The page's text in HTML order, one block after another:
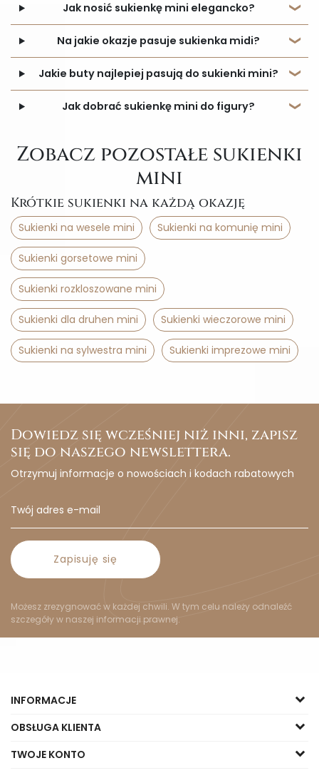
Jak nosić sukienkę mini elegancko?
Na jakie okazje pasuje sukienka midi?
Jakie buty najlepiej pasują do sukienki mini?
Jak dobrać sukienkę mini do figury?
Zobacz pozostałe sukienki
mini
Krótkie sukienki na każdą okazję
Sukienki na wesele mini Sukienki na komunię mini
Sukienki gorsetowe mini
Sukienki rozkloszowane mini
Sukienki dla druhen mini Sukienki wieczorowe mini
Sukienki na sylwestra mini Sukienki imprezowe mini
Dowiedz się wcześniej niż inni, zapisz
się do naszego newslettera.
Otrzymuj informacje o nowościach i kodach rabatowych
Zapisuję się
Możesz zrezygnować w każdej chwili. W tym celu należy odnaleźć
szczegóły w naszej informacji prawnej.
INFORMACJE
OBSŁUGA KLIENTA
TWOJE KONTO